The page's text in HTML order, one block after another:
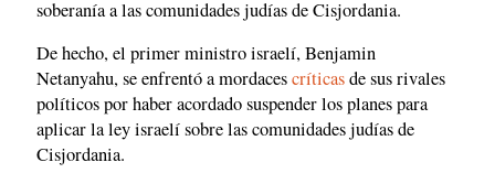
soberanía a las comunidades judías de Cisjordania.
De hecho, el primer ministro israelí, Benjamin
Netanyahu, se enfrentó a mordacescríticasde sus rivales
políticos por haber acordado suspender los planes para
aplicar la ley israelí sobre las comunidades judías de
Cisjordania.